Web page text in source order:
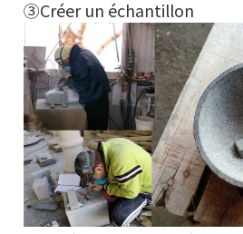
③Créer un échantillon